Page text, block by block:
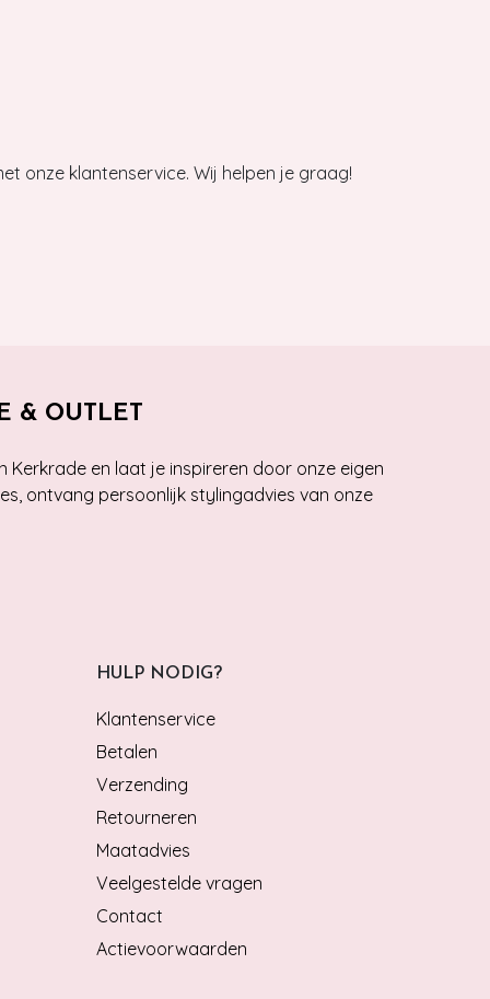
onze klantenservice. Wij helpen je graag!
& OUTLET
Kerkrade en laat je inspireren door onze eigen
ontvang persoonlijk stylingadvies van onze
HULP NODIG?
Klantenservice
Betalen
Verzending
Retourneren
Maatadvies
Veelgestelde vragen
Contact
Actievoorwaarden